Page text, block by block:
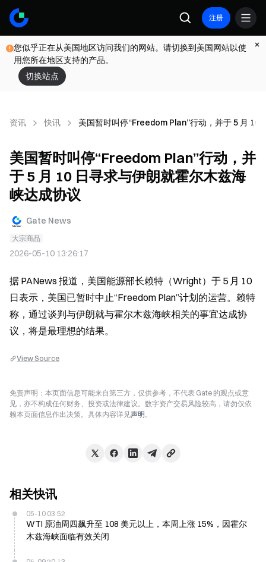
注册
您似乎正在从美国地区访问我们的网站。请切换到美国网站以使
用您所在地区支持的产品。
切换站点
资讯 快讯 美国暂时叫停“Freedom Plan”行动，并于 5 月 10
美国暂时叫停“Freedom Plan”行动，并
于 5 月 10 日寻求与伊朗就霍尔木兹海
峡达成协议
Gate News
大宗商品
2026-05-10 13:26:17
据 PANews 报道，美国能源部长赖特（Wright）于 5 月 10
日表示，美国已暂时中止“Freedom Plan”计划的运营。赖特
称，通过谈判与伊朗就与霍尔木兹海峡相关的事宜达成协
议，将是最理想的结果。
View Source
免责声明：本页面信息可能来自第三方，仅供参考，不代表 Gate 的观点或意
见，亦不构成任何财务、投资或法律建议。数字资产交易风险较高，请勿仅依
赖本页面信息作出决策。具体内容详见声明。
相关快讯
05-10 03:52
WTI 原油周四飙升至 108 美元以上，本周上涨 15%，因霍尔
木兹海峡面临有效关闭